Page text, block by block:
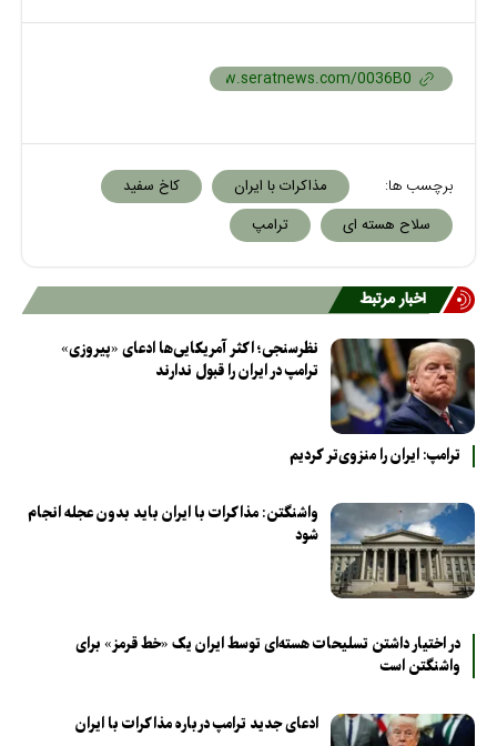
برچسب ها: مذاکرات با ایران
کاخ سفید
سلاح هسته ای
ترامپ
اخبار مرتبط
نظرسنجی؛ اکثر آمریکایی‌ها ادعای «پیروزی»
ترامپ در ایران را قبول ندارند
ترامپ: ایران را منزوی‌تر کردیم
واشنگتن: مذاکرات با ایران باید بدون عجله انجام
شود
در اختیار داشتن تسلیحات هسته‌ای توسط ایران یک «خط قرمز» برای
واشنگتن است
ادعای جدید ترامپ درباره مذاکرات با ایران